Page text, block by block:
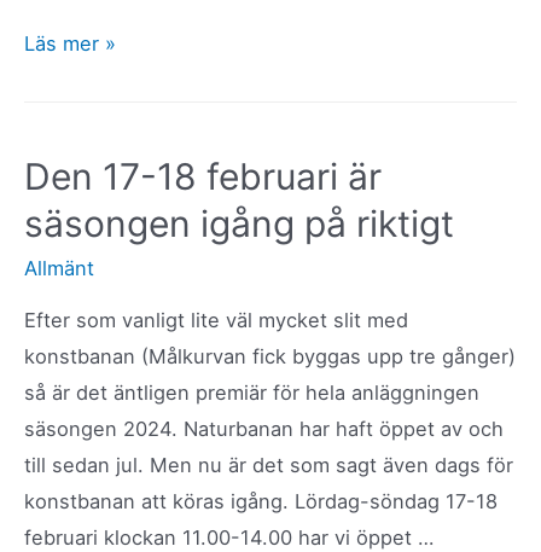
Hammarnslaget
Läs mer »
Den 17-18 februari är
säsongen igång på riktigt
Allmänt
Efter som vanligt lite väl mycket slit med
konstbanan (Målkurvan fick byggas upp tre gånger)
så är det äntligen premiär för hela anläggningen
säsongen 2024. Naturbanan har haft öppet av och
till sedan jul. Men nu är det som sagt även dags för
konstbanan att köras igång. Lördag-söndag 17-18
februari klockan 11.00-14.00 har vi öppet …